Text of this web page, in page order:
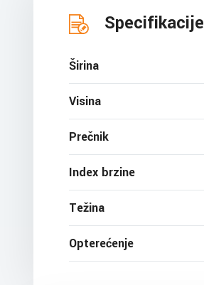
Specifikacije
Širina
Visina
Prečnik
Index brzine
Težina
Opterećenje